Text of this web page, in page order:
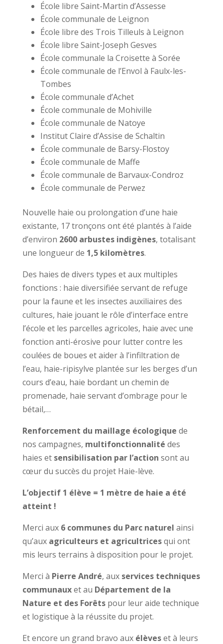
École libre Saint-Martin d’Assesse
École communale de Leignon
École libre des Trois Tilleuls à Leignon
École libre Saint-Joseph Gesves
École communale la Croisette à Sorée
École communale de l’Envol à Faulx-les-
Tombes
École communale d’Achet
École communale de Mohiville
École communale de Natoye
Institut Claire d’Assise de Schaltin
École communale de Barsy-Flostoy
École communale de Maffe
École communale de Barvaux-Condroz
École communale de Perwez
Nouvelle haie ou prolongation d’une haie
existante, 17 tronçons ont été plantés à l’aide
d’environ 2600 arbustes indigènes, totalisant
une longueur de 1,5 kilomètres.
Des haies de divers types et aux multiples
fonctions : haie diversifiée servant de refuge
pour la faune et les insectes auxiliaires des
cultures, haie jouant le rôle d’interface entre
l’école et les parcelles agricoles, haie avec une
fonction anti-érosive pour lutter contre les
coulées de boues et aider à l’infiltration de
l’eau, haie-ripisylve plantée sur les berges d’un
cours d’eau, haie bordant un chemin de
promenade, haie servant d’ombrage pour le
bétail,…
Renforcement du maillage écologique de
nos campagnes, multifonctionnalité des
haies et sensibilisation par l’action sont au
cœur du succès du projet Haie-lève.
L’objectif 1 élève = 1 mètre de haie a été
atteint !
Merci aux 6 communes du Parc naturel ainsi
qu’aux agriculteurs et agricultricesqui ont
mis leurs terrains à disposition pour le projet.
Merci à Pierre André, aux services techniques
communauxet au Département de la
Nature et des Forêtspour leur aide technique
et logistique à la réussite du projet.
Et encore un grand bravo aux élèveset à leurs